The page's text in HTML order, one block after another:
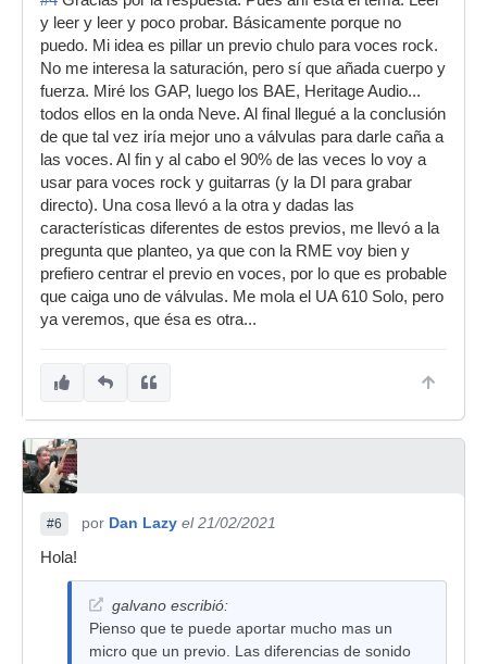
y leer y leer y poco probar. Básicamente porque no
puedo. Mi idea es pillar un previo chulo para voces rock.
No me interesa la saturación, pero sí que añada cuerpo y
fuerza. Miré los GAP, luego los BAE, Heritage Audio...
todos ellos en la onda Neve. Al final llegué a la conclusión
de que tal vez iría mejor uno a válvulas para darle caña a
las voces. Al fin y al cabo el 90% de las veces lo voy a
usar para voces rock y guitarras (y la DI para grabar
directo). Una cosa llevó a la otra y dadas las
características diferentes de estos previos, me llevó a la
pregunta que planteo, ya que con la RME voy bien y
prefiero centrar el previo en voces, por lo que es probable
que caiga uno de válvulas. Me mola el UA 610 Solo, pero
ya veremos, que ésa es otra...
#6 por Dan Lazy el 21/02/2021
Hola!
galvano escribió:
Pienso que te puede aportar mucho mas un
micro que un previo. Las diferencias de sonido